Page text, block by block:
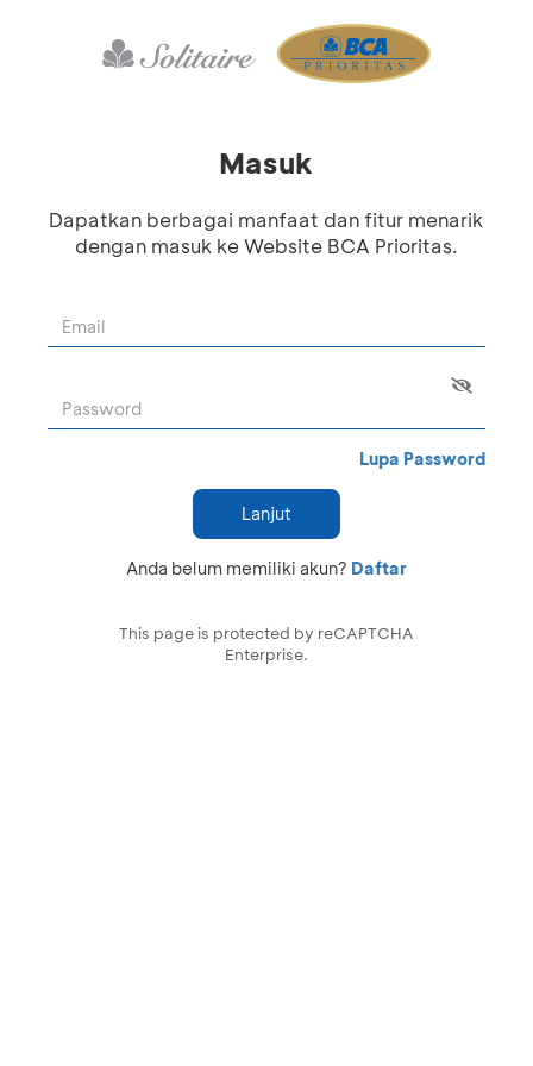
Masuk
Dapatkan berbagai manfaat dan fitur menarik
dengan masuk ke Website BCA Prioritas.
Lupa Password
Lanjut
Anda belum memiliki akun? Daftar
This page is protected by reCAPTCHA
Enterprise.